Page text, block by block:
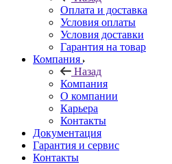
Оплата и доставка
Условия оплаты
Условия доставки
Гарантия на товар
Компания
Назад
Компания
О компании
Карьера
Контакты
Документация
Гарантия и сервис
Контакты